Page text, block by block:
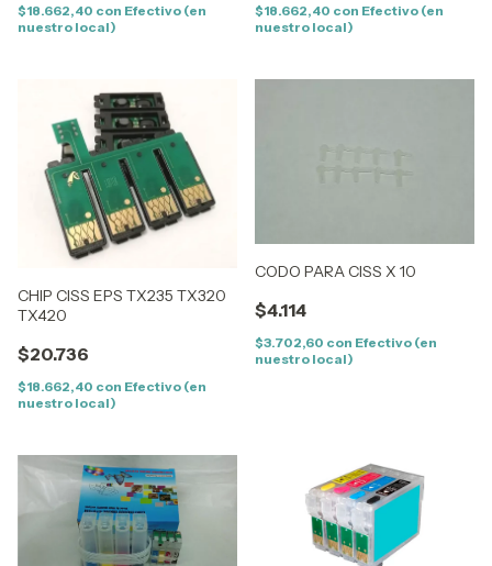
$18.662,40 con Efectivo (en
nuestro local)
$18.662,40 con Efectivo (en
nuestro local)
CHIP CISS EPS TX235 TX320
TX420
$20.736
$18.662,40 con Efectivo (en
nuestro local)
CODO PARA CISS X 10
$4.114
$3.702,60 con Efectivo (en
nuestro local)